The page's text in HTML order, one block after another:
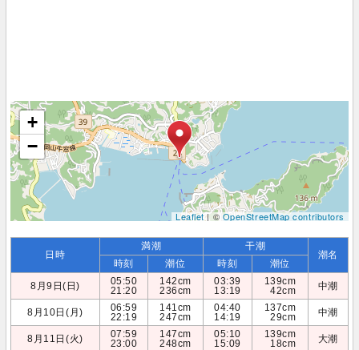
+
−
Leaflet| ©OpenStreetMap contributors
日時
満潮 干潮
潮名
時刻 潮位 時刻
潮位
8月9日(日)
05:50
21:20
142cm
236cm
03:39
13:19
139cm
42cm
中潮
8月10日(月)
06:59
22:19
141cm
247cm
04:40
14:19
137cm
29cm
中潮
8月11日(火)
07:59
23:00
147cm
248cm
05:10
15:09
139cm
18cm
大潮